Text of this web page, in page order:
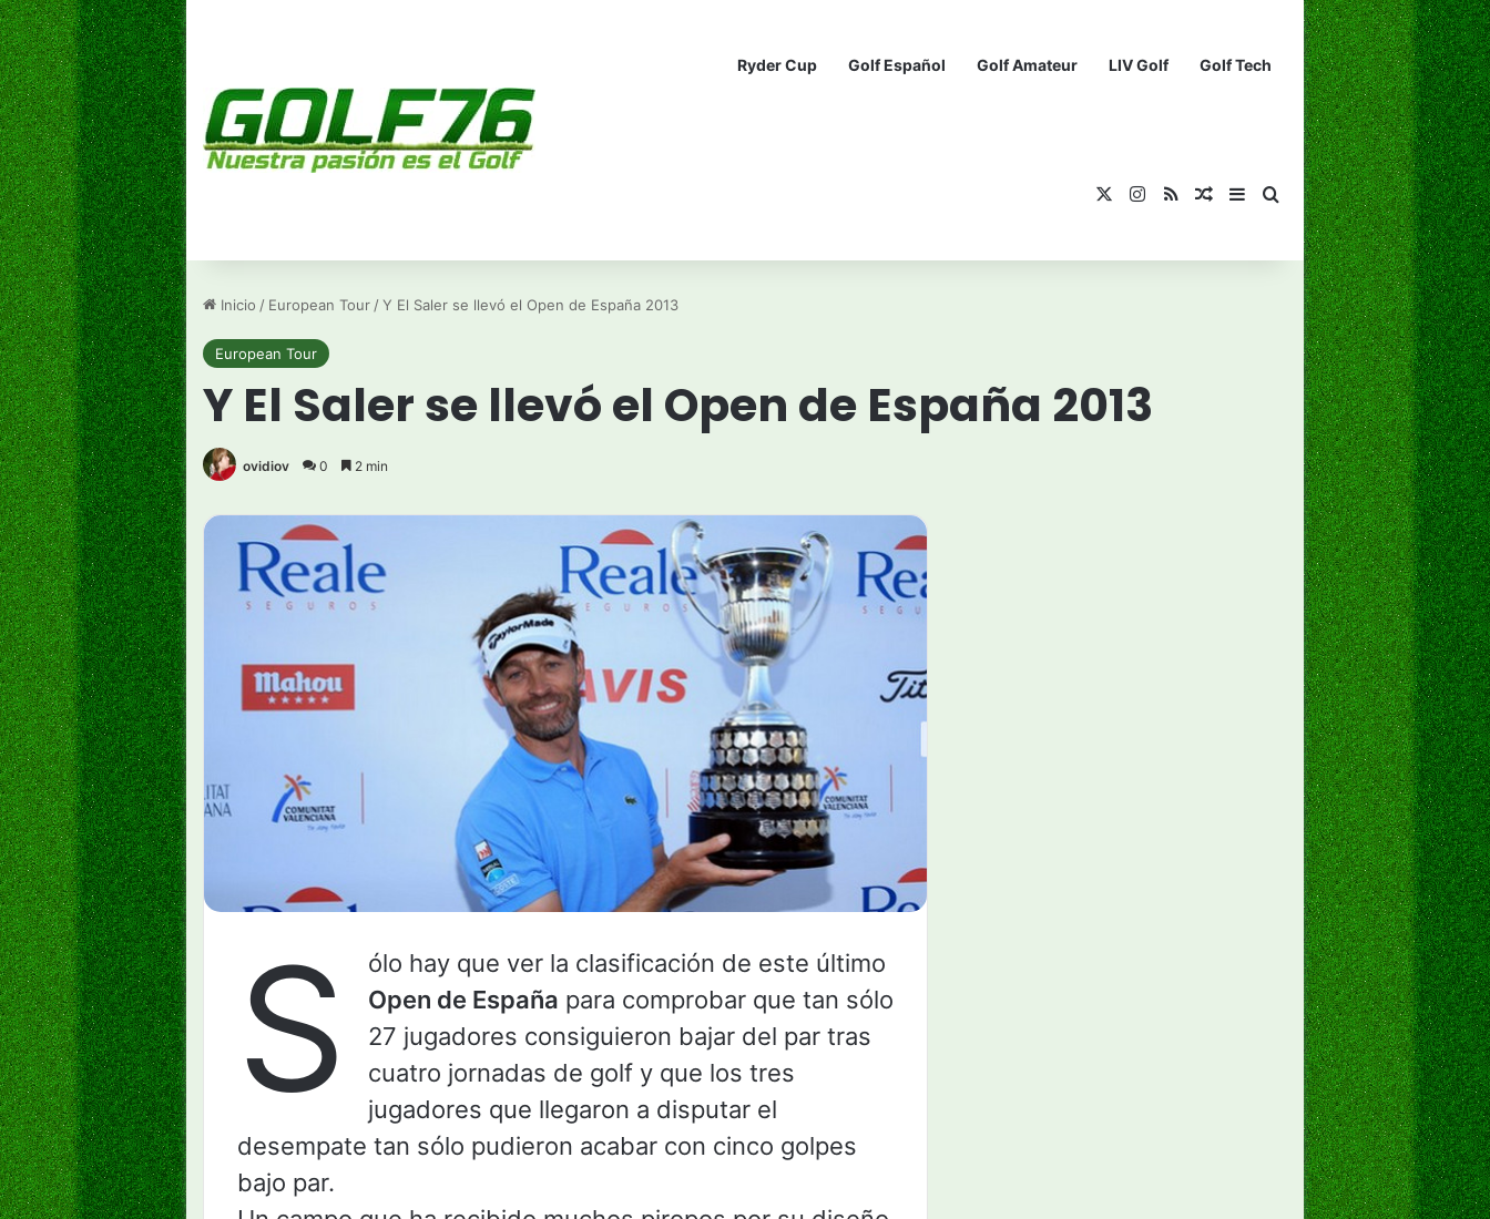
Ryder Cup Golf Español Golf Amateur LIV Golf Golf Tech
Instagram
RSS ¡Muéstrame un artículo
Barra lateral
Buscar...
Inicio / European Tour /Y El Saler se llevó el Open de España 2013
European Tour
Y El Saler se llevó el Open de España 2013
ovidiov 0 2 min
S
ólo hay que ver la clasificación de este último
Open de España para comprobar que tan sólo
27 jugadores consiguieron bajar del par tras
cuatro jornadas de golf y que los tres
jugadores que llegaron a disputar el
desempate tan sólo pudieron acabar con cinco golpes
bajo par.